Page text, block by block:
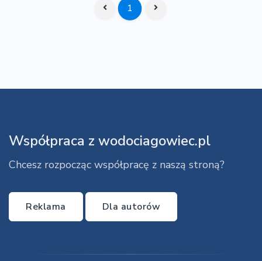
1
Współpraca z wodociagowiec.pl
Chcesz rozpocząc współpracę z naszą stroną?
Reklama Dla autorów